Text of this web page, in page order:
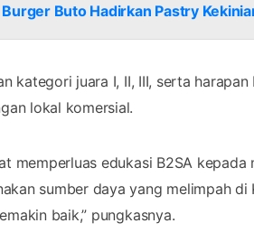
Buto Hadirkan Pastry
kategori juara I, II, III, serta
lokal komersial.
memperluas edukasi B2SA
sumber daya yang melimpah di
baik,” pungkasnya.